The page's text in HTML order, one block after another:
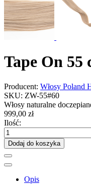
Tape On 55
Producent: Włosy Poland
SKU: ZW-55#60
Włosy naturalne
999,00 zł
Ilość:
Dodaj do koszyka
Opis